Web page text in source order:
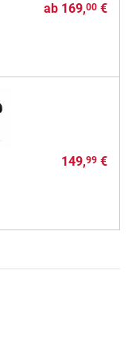
ab 169,00€
149,99€